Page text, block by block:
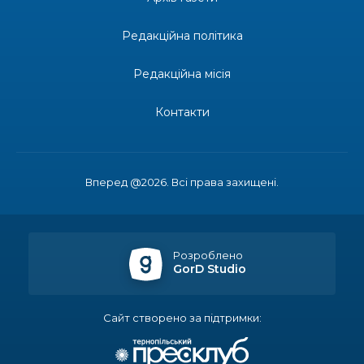
Одна з найяскравіших постатей Бахмута –
професійним святом
спецрахунки
Іпотеку для ВПО спростили, але з одним
Перемога бахмутян на фіналі Кубка України з
легкоатлетичних метань
Вперед @2026. Всі права захищені.
Редакційна політика
Редакційна місія
Контакти
Розроблено
GorD Studio
Сайт створено за підтримки: